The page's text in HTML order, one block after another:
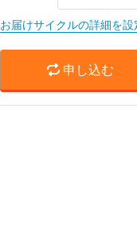
お届けサイクルの詳細を設
申し込む